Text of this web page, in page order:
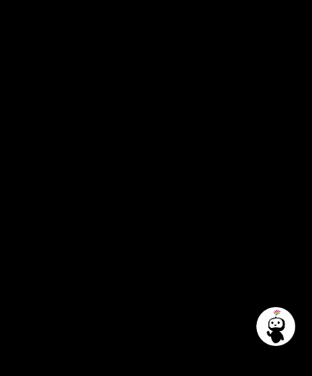
Palast, будучи сценической площадкой
Берлина, выступает за уважение любых